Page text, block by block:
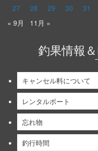
27
28 29 30
31
« 9月
11月 »
釣果情報
キャンセル料について
レンタルボート
忘れ物
釣行時間